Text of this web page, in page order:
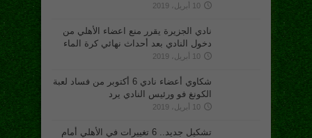
10 أبريل، 2019
نادي الجزيرة يقرر منع اعضاء الأهلي من
دخول النادي بعد أحداث نهائي كرة الماء
10 أبريل، 2019
شكاوي أعضاء نادي 6 أكتوبر من فساد لعبة
الكونغ فو ورئيس النادي يرد
10 أبريل، 2019
تشكيل جديد.. 6 تغييرات في الأهلي أمام